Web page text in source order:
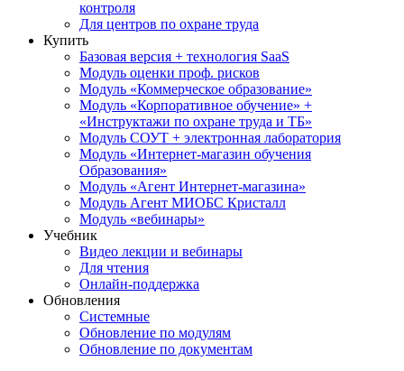
контроля
Для центров по охране труда
Купить
Базовая версия + технология SaaS
Модуль оценки проф. рисков
Модуль «Коммерческое образование»
Модуль «Корпоративное обучение» +
«Инструктажи по охране труда и ТБ»
Модуль СОУТ + электронная лаборатория
Модуль «Интернет-магазин обучения
Образования»
Модуль «Агент Интернет-магазина»
Модуль Агент МИОБС Кристалл
Модуль «вебинары»
Учебник
Видео лекции и вебинары
Для чтения
Онлайн-поддержка
Обновления
Системные
Обновление по модулям
Обновление по документам